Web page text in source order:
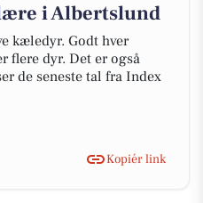
i Albertslund
kæledyr. Godt hver
flere dyr. Det er også
de seneste tal fra Index
Kopiér link